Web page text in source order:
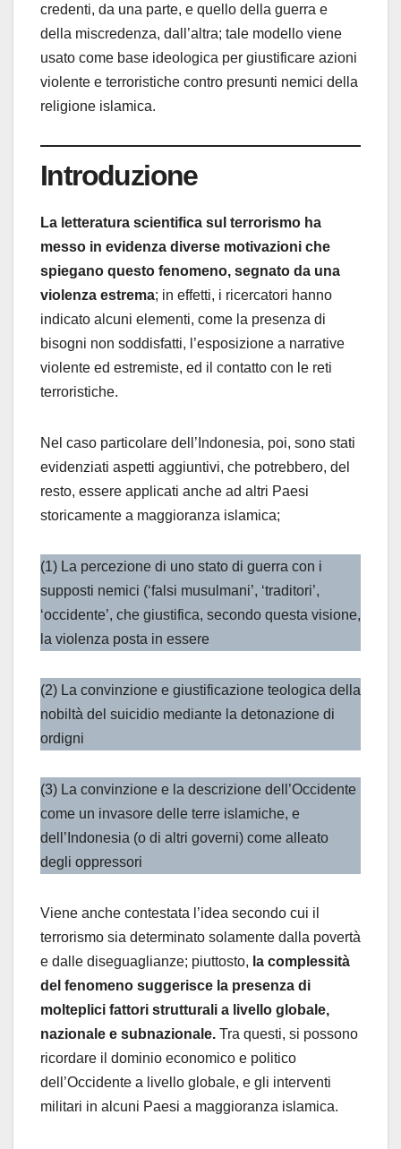
credenti, da una parte, e quello della guerra e
della miscredenza, dall’altra; tale modello viene
usato come base ideologica per giustificare azioni
violente e terroristiche contro presunti nemici della
religione islamica.
Introduzione
La letteratura scientifica sul terrorismo ha
messo in evidenza diverse motivazioni che
spiegano questo fenomeno, segnato da una
violenza estrema; in effetti, i ricercatori hanno
indicato alcuni elementi, come la presenza di
bisogni non soddisfatti, l’esposizione a narrative
violente ed estremiste, ed il contatto con le reti
terroristiche.
Nel caso particolare dell’Indonesia, poi, sono stati
evidenziati aspetti aggiuntivi, che potrebbero, del
resto, essere applicati anche ad altri Paesi
storicamente a maggioranza islamica;
(1) La percezione di uno stato di guerra con i
supposti nemici (‘falsi musulmani’, ‘traditori’,
‘occidente’, che giustifica, secondo questa visione,
la violenza posta in essere
(2) La convinzione e giustificazione teologica della
nobiltà del suicidio mediante la detonazione di
ordigni
(3) La convinzione e la descrizione dell’Occidente
come un invasore delle terre islamiche, e
dell’Indonesia (o di altri governi) come alleato
degli oppressori
Viene anche contestata l’idea secondo cui il
terrorismo sia determinato solamente dalla povertà
e dalle diseguaglianze; piuttosto, la complessità
del fenomeno suggerisce la presenza di
molteplici fattori strutturali a livello globale,
nazionale e subnazionale. Tra questi, si possono
ricordare il dominio economico e politico
dell’Occidente a livello globale, e gli interventi
militari in alcuni Paesi a maggioranza islamica.